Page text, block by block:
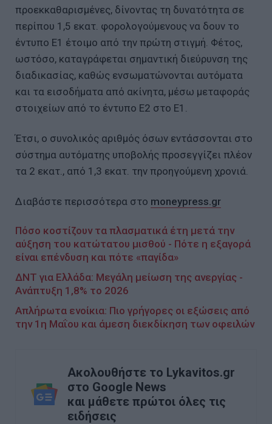
προεκκαθαρισμένες, δίνοντας τη δυνατότητα σε
περίπου 1,5 εκατ. φορολογούμενους να δουν το
έντυπο Ε1 έτοιμο από την πρώτη στιγμή. Φέτος,
ωστόσο, καταγράφεται σημαντική διεύρυνση της
διαδικασίας, καθώς ενσωματώνονται αυτόματα
και τα εισοδήματα από ακίνητα, μέσω μεταφοράς
στοιχείων από το έντυπο Ε2 στο Ε1.
Έτσι, ο συνολικός αριθμός όσων εντάσσονται στο
σύστημα αυτόματης υποβολής προσεγγίζει πλέον
τα 2 εκατ., από 1,3 εκατ. την προηγούμενη χρονιά.
Διαβάστε περισσότερα στο moneypress.gr
Πόσο κοστίζουν τα πλασματικά έτη μετά την
αύξηση του κατώτατου μισθού - Πότε η εξαγορά
είναι επένδυση και πότε «παγίδα»
ΔΝΤ για Ελλάδα: Μεγάλη μείωση της ανεργίας -
Ανάπτυξη 1,8% το 2026
Απλήρωτα ενοίκια: Πιο γρήγορες οι εξώσεις από
την 1η Μαΐου και άμεση διεκδίκηση των οφειλών
Ακολουθήστε το Lykavitos.gr
στο Google News
και μάθετε πρώτοι όλες τις
ειδήσεις